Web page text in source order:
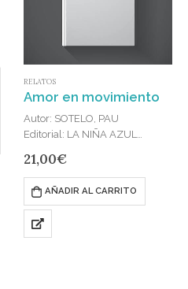
RELATOS
Amor en movimiento
Autor: SOTELO, PAU
Editorial: LA NIÑA AZUL
ISBN: 978-84-128800-5-2
21,00€
AÑADIR AL CARRITO